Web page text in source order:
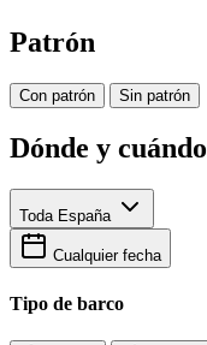
Patrón
Con patrón Sin patrón
Dónde y cuándo
Toda España
Cualquier fecha
Tipo de barco